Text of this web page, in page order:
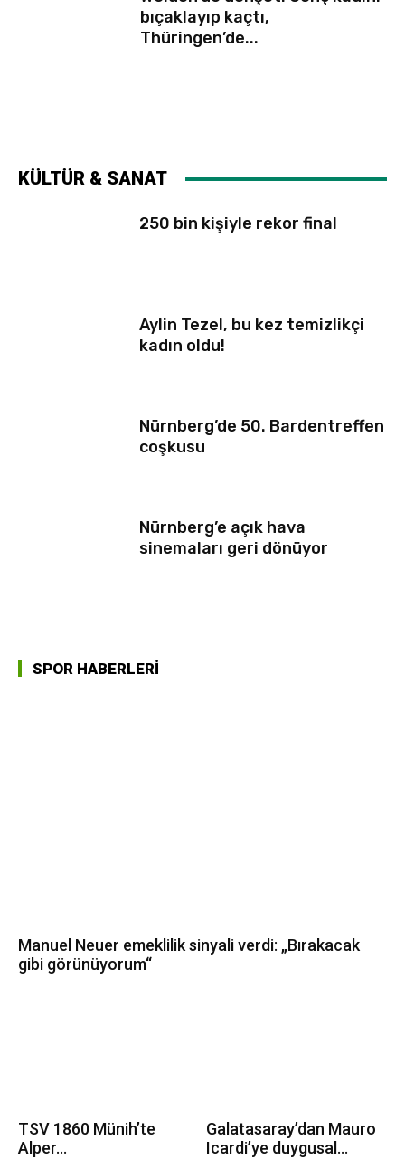
bıçaklayıp kaçtı,
Thüringen’de...
KÜLTÜR & SANAT
250 bin kişiyle rekor final
Aylin Tezel, bu kez temizlikçi
kadın oldu!
Nürnberg’de 50. Bardentreffen
coşkusu
Nürnberg’e açık hava
sinemaları geri dönüyor
SPOR HABERLERİ
Manuel Neuer emeklilik sinyali verdi: „Bırakacak
gibi görünüyorum“
TSV 1860 Münih’te
Alper...
Galatasaray’dan Mauro
Icardi’ye duygusal...